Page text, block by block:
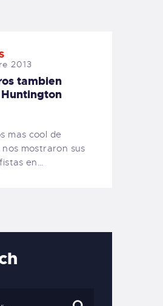
2013
tambien
mas cool de
mostraron sus
en…